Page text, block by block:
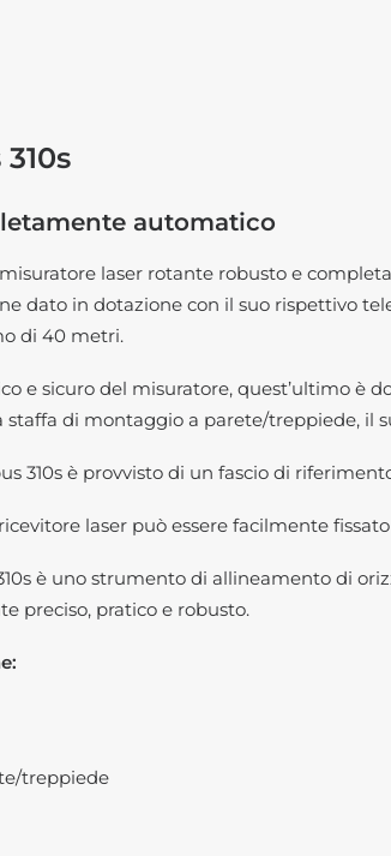
automatico
misuratore laser rotante robusto e
dato in dotazione con il suo rispettivo
di 40 metri.
e sicuro del misuratore, quest’ultimo è
di montaggio a parete/treppiede, il
310s è provvisto di un fascio di
laser può essere facilmente
è uno strumento di allineamento di
preciso, pratico e robusto.
treppiede